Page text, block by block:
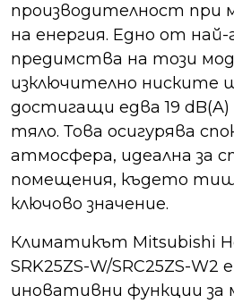
производителност при
на енергия. Едно от
предимства на този
изключително ниските
достигащи едва 19
тяло. Това осигурява
атмосфера, идеална за
помещения, където
ключово значение.
Климатикът Mitsubishi
SRK25ZS-W/SRC25ZS-W2
иновативни функции за